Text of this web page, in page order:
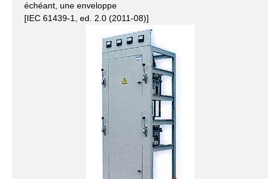
échéant, une enveloppe
[IEC 61439-1, ed. 2.0 (2011-08)]